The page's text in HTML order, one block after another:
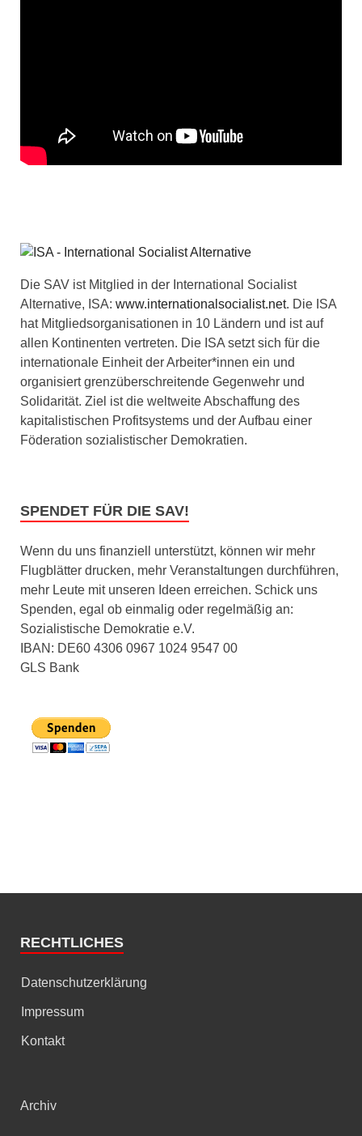
Die SAV ist Mitglied in der International Socialist
Alternative, ISA: www.internationalsocialist.net. Die ISA
hat Mitgliedsorganisationen in 10 Ländern und ist auf
allen Kontinenten vertreten. Die ISA setzt sich für die
internationale Einheit der Arbeiter*innen ein und
organisiert grenzüberschreitende Gegenwehr und
Solidarität. Ziel ist die weltweite Abschaffung des
kapitalistischen Profitsystems und der Aufbau einer
Föderation sozialistischer Demokratien.
SPENDET FÜR DIE SAV!
Wenn du uns finanziell unterstützt, können wir mehr
Flugblätter drucken, mehr Veranstaltungen durchführen,
mehr Leute mit unseren Ideen erreichen. Schick uns
Spenden, egal ob einmalig oder regelmäßig an:
Sozialistische Demokratie e.V.
IBAN: DE60 4306 0967 1024 9547 00
GLS Bank
RECHTLICHES
Datenschutzerklärung
Impressum
Kontakt
Archiv